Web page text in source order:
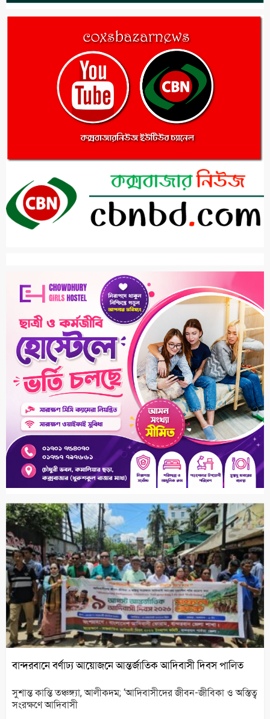
বান্দরবানে বর্ণাঢ্য আয়োজনে আন্তর্জাতিক আদিবাসী দিবস পালিত
সুশান্ত কান্তি তঞ্চঙ্গ্যা, আলীকদম; ‘আদিবাসীদের জীবন-জীবিকা ও অস্তিত্ব
সংরক্ষণে আদিবাসী